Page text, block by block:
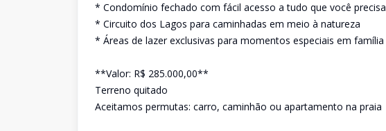
* Condomínio fechado com fácil acesso a tudo que você precisa
* Circuito dos Lagos para caminhadas em meio à natureza
* Áreas de lazer exclusivas para momentos especiais em família
**Valor: R$ 285.000,00**
Terreno quitado
Aceitamos permutas: carro, caminhão ou apartamento na praia